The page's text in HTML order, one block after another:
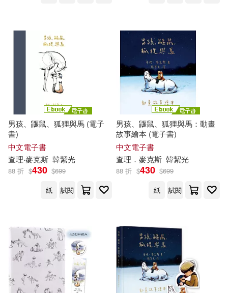
作者/演唱/譯/編/繪(12)
男孩、鼴鼠、狐狸與馬 (電子
書)
中文電子書
查理‧麥克斯 韓絜光
88 折 $430 $699
紙
試閱
男孩、鼴鼠、狐狸與馬：動畫
故事繪本 (電子書)
中文電子書
查理 ． 麥克斯 韓絜光
88 折 $430 $699
紙
試閱